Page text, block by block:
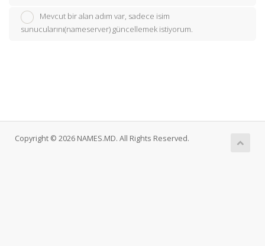
Mevcut bir alan adım var, sadece isim
sunucularını(nameserver) güncellemek istiyorum.
Copyright © 2026 NAMES.MD. All Rights Reserved.